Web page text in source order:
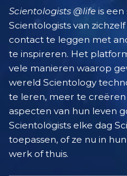
Scientologists @life is een
Scientologists van
contact te leggen met
te inspireren. Het
vele manieren waarop
wereld Scientology
te leren, meer te
aspecten van hun leven
Scientologists elke dag
toepassen, of ze nu in
werk of thuis.